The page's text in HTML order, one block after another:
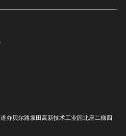
办贝尔路坂田高新技术工业园北座二梯四